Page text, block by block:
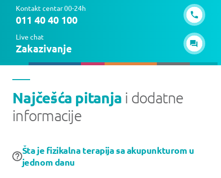
Kontakt centar 00-24h
011 40 40 100
Live chat
Zakazivanje
Najčešća pitanja i dodatne
informacije
Šta je fizikalna terapija sa akupunkturom u
jednom danu